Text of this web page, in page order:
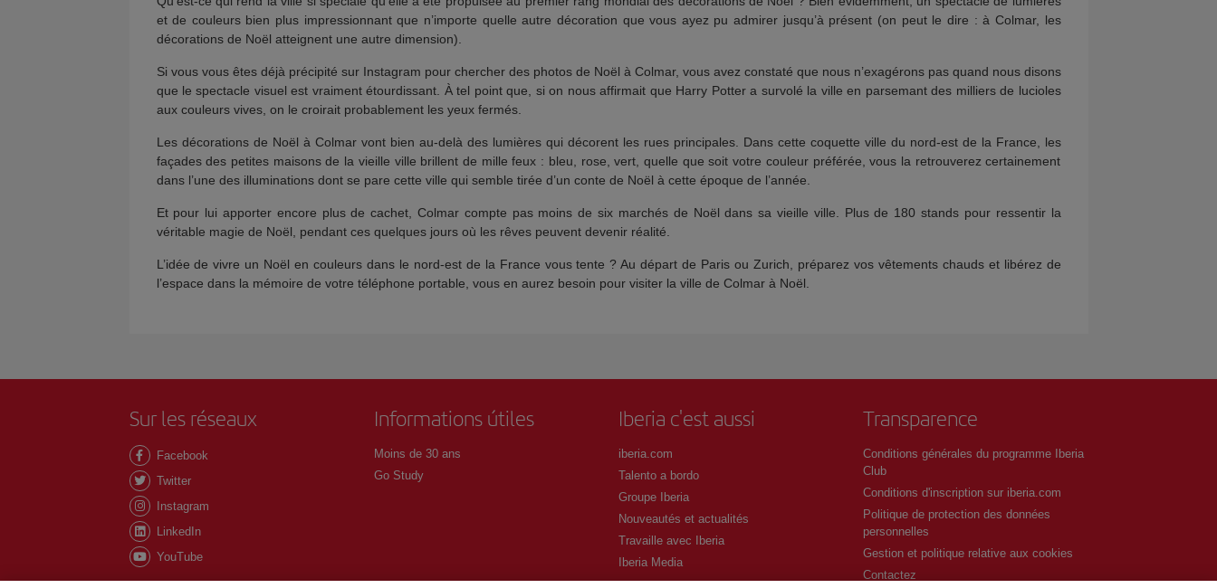
et de couleurs bien plus impressionnant que n’importe quelle autre décoration que vous ayez pu admirer jusqu’à présent (on peut le dire : à Colmar, les
décorations de Noël atteignent une autre dimension).
Si vous vous êtes déjà précipité sur Instagram pour chercher des photos de Noël à Colmar, vous avez constaté que nous n’exagérons pas quand nous disons
que le spectacle visuel est vraiment étourdissant. À tel point que, si on nous affirmait que Harry Potter a survolé la ville en parsemant des milliers de lucioles
aux couleurs vives, on le croirait probablement les yeux fermés.
Les décorations de Noël à Colmar vont bien au-delà des lumières qui décorent les rues principales. Dans cette coquette ville du nord-est de la France, les
façades des petites maisons de la vieille ville brillent de mille feux : bleu, rose, vert, quelle que soit votre couleur préférée, vous la retrouverez certainement
dans l’une des illuminations dont se pare cette ville qui semble tirée d’un conte de Noël à cette époque de l’année.
Et pour lui apporter encore plus de cachet, Colmar compte pas moins de six marchés de Noël dans sa vieille ville. Plus de 180 stands pour ressentir la
véritable magie de Noël, pendant ces quelques jours où les rêves peuvent devenir réalité.
L’idée de vivre un Noël en couleurs dans le nord-est de la France vous tente ? Au départ de Paris ou Zurich, préparez vos vêtements chauds et libérez de
l’espace dans la mémoire de votre téléphone portable, vous en aurez besoin pour visiter la ville de Colmar à Noël.
Sur les réseaux
Facebook
Twitter
Instagram
LinkedIn
YouTube
Informations útiles
Moins de 30 ans
Go Study
Iberia c'est aussi
iberia.com
Talento a bordo
Groupe Iberia
Nouveautés et actualités
Travaille avec Iberia
Iberia Media
Transparence
Conditions générales du programme Iberia
Club
Conditions d'inscription sur iberia.com
Politique de protection des données
personnelles
Gestion et politique relative aux cookies
Contactez